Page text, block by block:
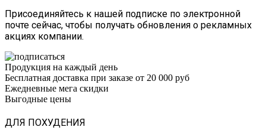
Присоединяйтесь к нашей подписке по электронной
почте сейчас, чтобы получать обновления о рекламных
акциях компании.
Продукция на каждый день
Бесплатная доставка при заказе от 20 000 руб
Ежедневные мега скидки
Выгодные цены
ДЛЯ ПОХУДЕНИЯ